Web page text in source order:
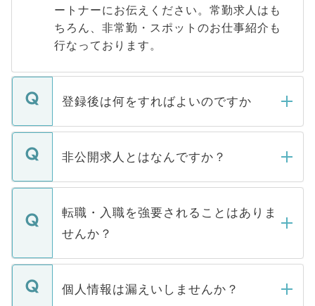
ートナーにお伝えください。常勤求人はも
ちろん、非常勤・スポットのお仕事紹介も
行なっております。
登録後は何をすればよいのですか
ご登録いただきましたら、弊社担当者がご
登録内容を確認し、その後メールもしくは
ます。通常、5営業日以内にはご連絡をせて
いただきますので、しばらくお待ちくださ
い。
非公開求人とはなんですか？
マイナビDOCTORで取り扱っている求人の
うち約3割は、Webサイトからご覧いただ
けない「非公開求人」です。非公開求人は
下記の理由によって、一般には公開してい
ません。
■応募殺到を避けるため 人気のある医療機
転職・入職を強要されることはありま
せんか？
転職・入職を強要することは一切ありませ
ん。また、仮に応募先から内定をいただい
個人情報は漏えいしませんか？